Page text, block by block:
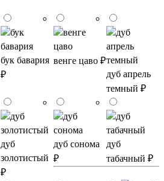
бук бавария
₽
венге цаво₽
дуб апрель
темный ₽
дуб
золотистый
₽
дуб сонома
₽
дуб
табачный ₽